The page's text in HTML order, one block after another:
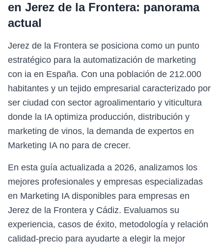
en Jerez de la Frontera: panorama
actual
Jerez de la Frontera se posiciona como un punto
estratégico para la automatización de marketing
con ia en España. Con una población de 212.000
habitantes y un tejido empresarial caracterizado por
ser ciudad con sector agroalimentario y viticultura
donde la IA optimiza producción, distribución y
marketing de vinos, la demanda de expertos en
Marketing IA no para de crecer.
En esta guía actualizada a 2026, analizamos los
mejores profesionales y empresas especializadas
en Marketing IA disponibles para empresas en
Jerez de la Frontera y Cádiz. Evaluamos su
experiencia, casos de éxito, metodología y relación
calidad-precio para ayudarte a elegir la mejor